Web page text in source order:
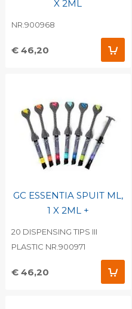
X 2ML
NR.900968
€ 46,20
GC ESSENTIA SPUIT ML,
1 X 2ML +
20 DISPENSING TIPS III
PLASTIC NR.900971
€ 46,20